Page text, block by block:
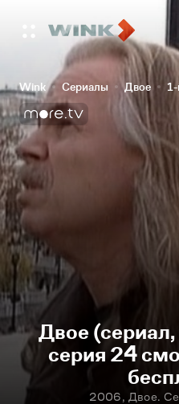
Wink Сериалы Двое 1-
Двое
серия 24
2006, Двое.